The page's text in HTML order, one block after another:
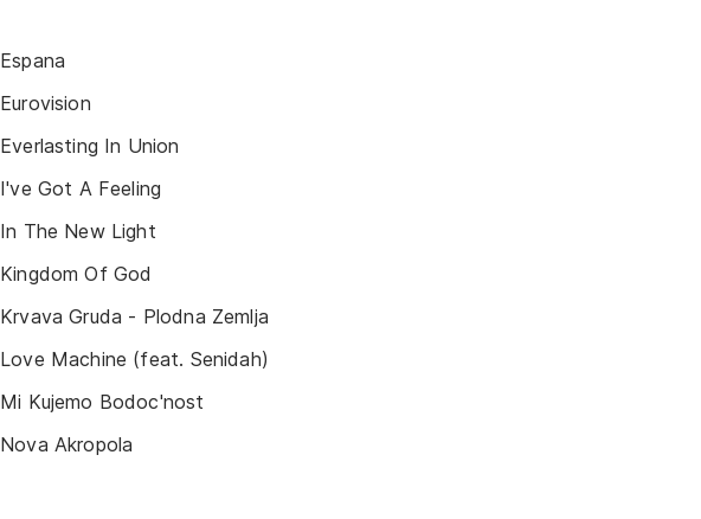
Espana
Eurovision
Everlasting In Union
I've Got A Feeling
In The New Light
Kingdom Of God
Krvava Gruda - Plodna Zemlja
Love Machine (feat. Senidah)
Mi Kujemo Bodoc'nost
Nova Akropola